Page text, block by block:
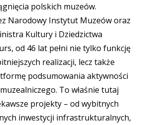
polskich muzeów.
Narodowy Instytut Muzeów oraz
Kultury i Dziedzictwa
od 46 lat pełni nie tylko funkcję
realizacji, lecz także
podsumowania aktywności
To właśnie tutaj
projekty – od wybitnych
inwestycji infrastrukturalnych,